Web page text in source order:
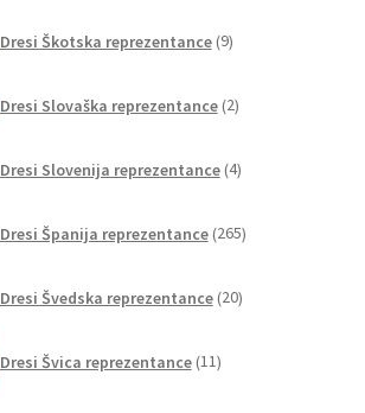
Dresi Škotska reprezentance 9izdelkov
Dresi Slovaška reprezentance 2izdelka
Dresi Slovenija reprezentance 4izdelki
Dresi Španija reprezentance 265izdelkov
Dresi Švedska reprezentance 20izdelkov
Dresi Švica reprezentance 11izdelkov